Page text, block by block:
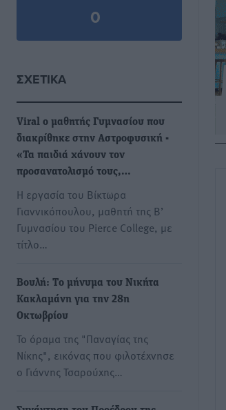
0
ΣΧΕΤΙΚΆ
Viral ο μαθητής Γυμνασίου που
διακρίθηκε στην Αστροφυσική -
«Τα παιδιά χάνουν τον
προσανατολισμό τους,…
Η εργασία του Βίκτωρα
Γιαννικόπουλου, μαθητή της Β’
Γυμνασίου του Pierce College, με
τίτλο…
Βουλή: Tο μήνυμα του Νικήτα
Κακλαμάνη για την 28η
Οκτωβρίου
Το όραμα της "Παναγίας της
Νίκης", εικόνας που φιλοτέχνησε
ο Γιάννης Τσαρούχης…